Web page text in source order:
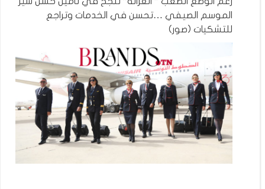
الموسم الصيفي …تحسن في الخدمات وتراجع
للتشكيات (صور)